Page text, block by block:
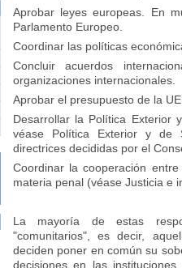
Aprobar leyes europeas. En
Parlamento Europeo.
Coordinar las políticas
Concluir acuerdos
organizaciones internacionales.
Aprobar el presupuesto de la
Desarrollar la Política Exterior
véase Política Exterior y de
directrices decididas por el
Coordinar la cooperación
materia penal (véase Justicia e
La mayoría de estas
"comunitarios", es decir,
deciden poner en común su
decisiones en las